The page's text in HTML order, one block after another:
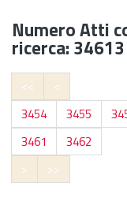
Numero Atti
ricerca: 34613
<<
<
3454
3455
3461
3462
>
>>